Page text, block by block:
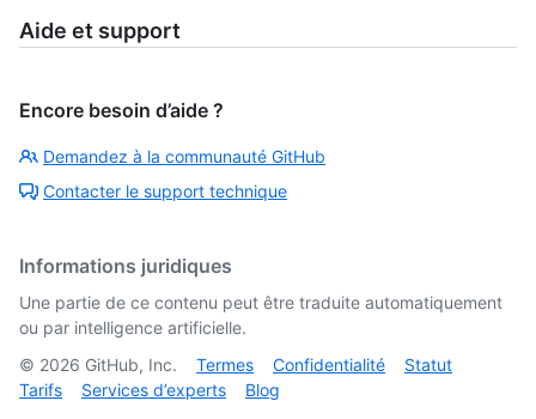
Aide et support
Encore besoin d’aide ?
Demandez à la communauté GitHub
Contacter le support technique
Informations juridiques
Une partie de ce contenu peut être traduite automatiquement
ou par intelligence artificielle.
© 2026 GitHub, Inc. Termes Confidentialité
Statut
Tarifs
Services d’experts Blog